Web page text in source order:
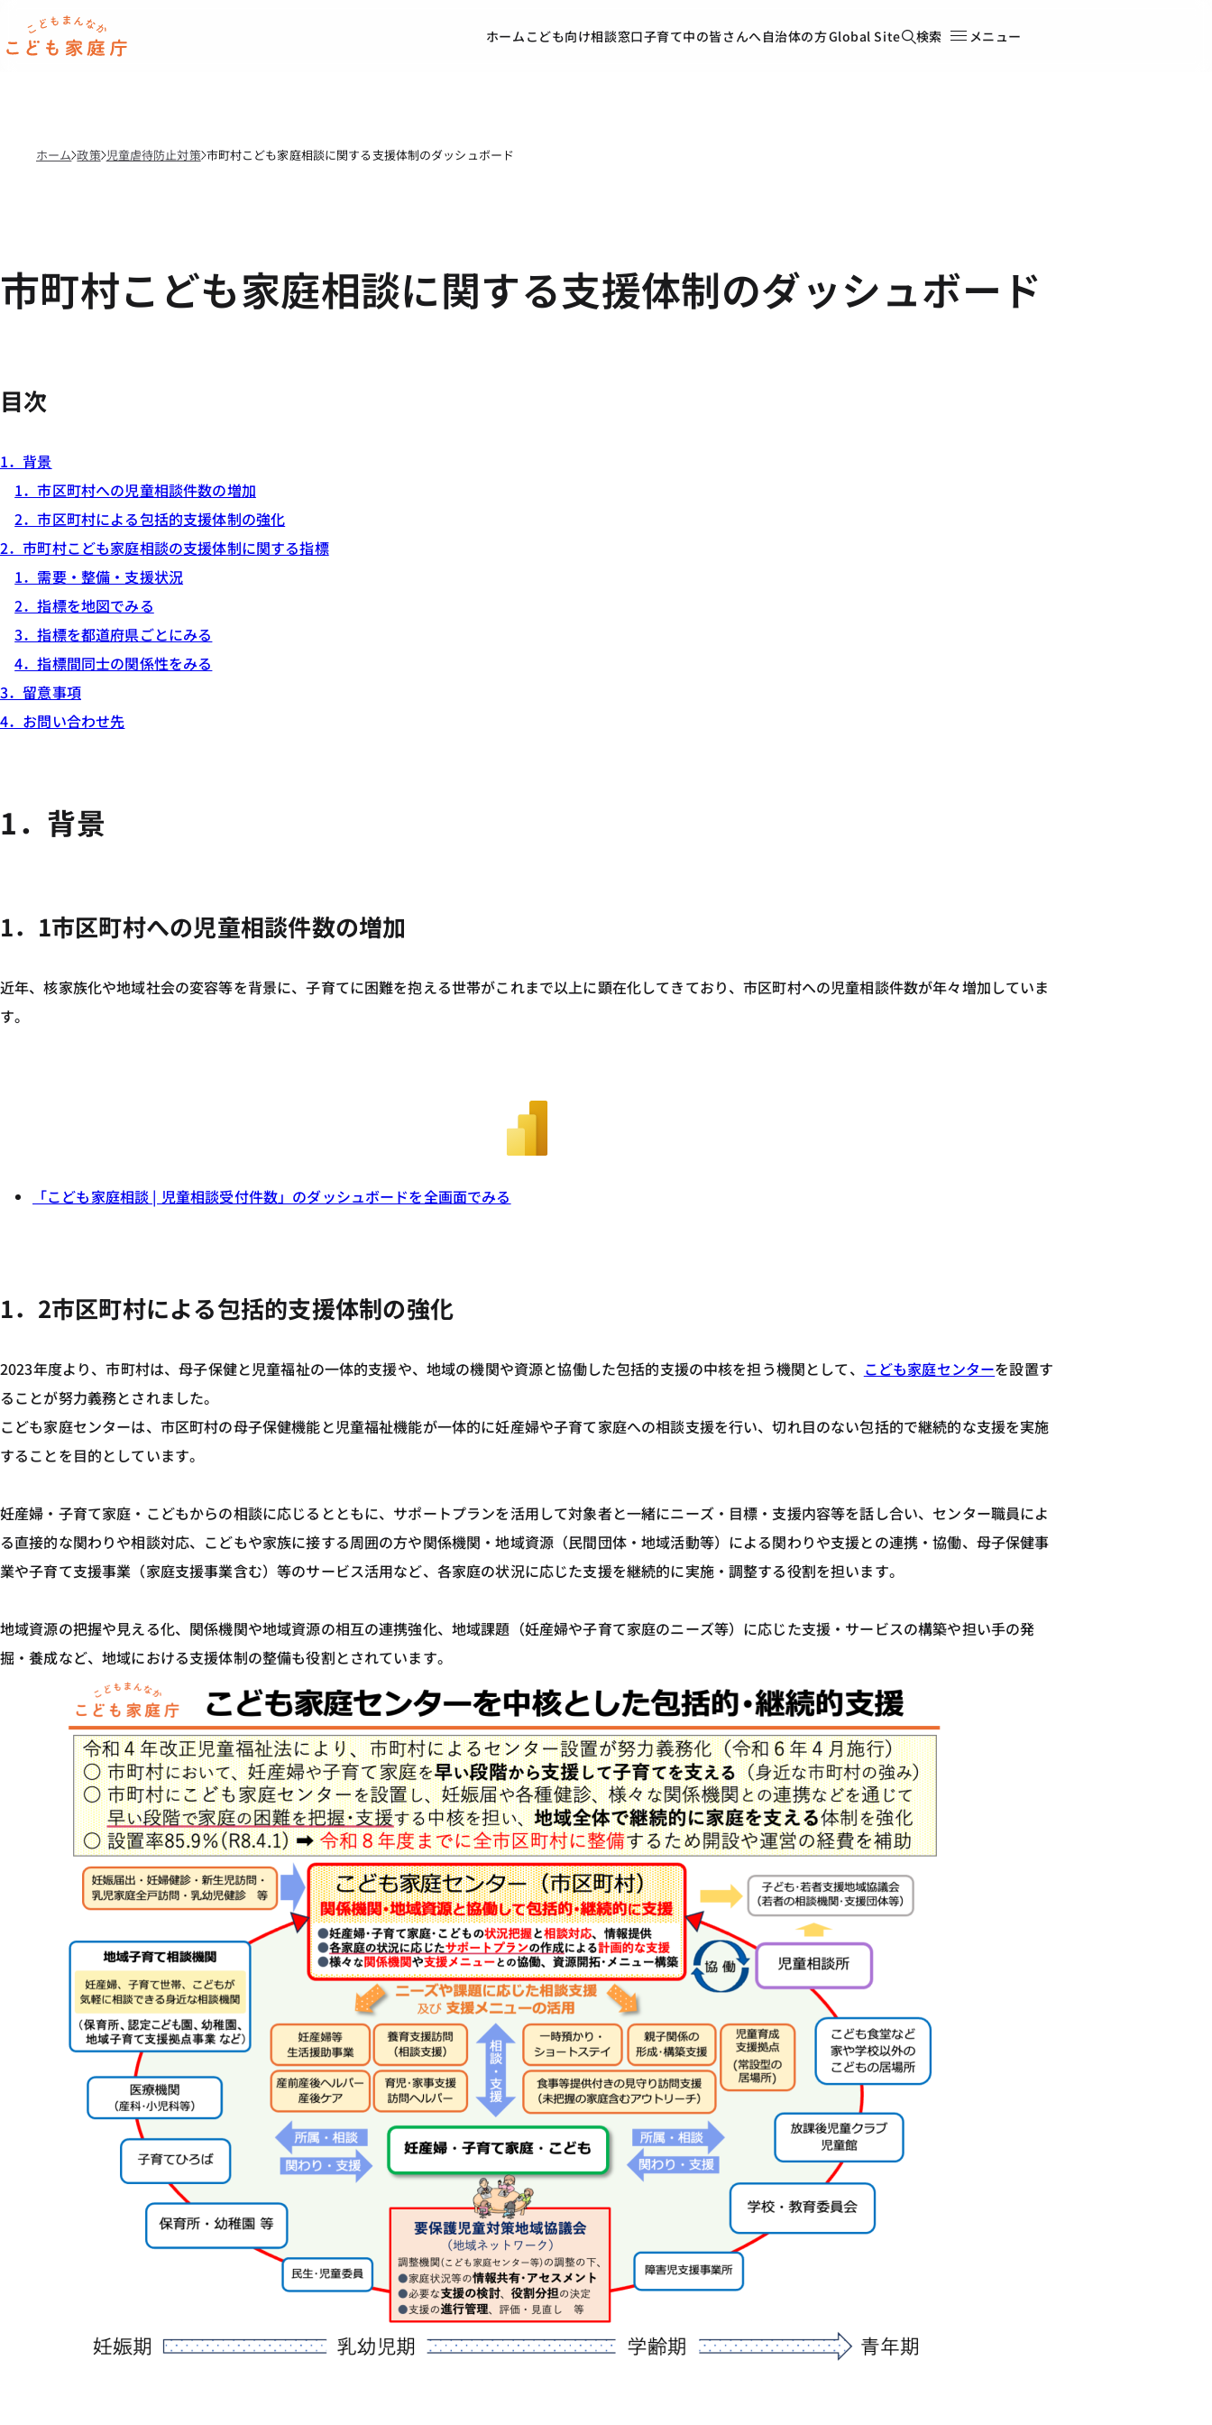
ホーム こども向け相談窓口子育て中の皆さんへ自治体の方Global Site 検索 メニュー
ホーム 政策 児童虐待防止対策 市町村こども家庭相談に関する支援体制のダッシュボード
市町村こども家庭相談に関する支援体制のダッシュボード
目次
1．背景
1．市区町村への児童相談件数の増加
2．市区町村による包括的支援体制の強化
2．市町村こども家庭相談の支援体制に関する指標
1．需要・整備・支援状況
2．指標を地図でみる
3．指標を都道府県ごとにみる
4．指標間同士の関係性をみる
3．留意事項
4．お問い合わせ先
1．背景
1．1市区町村への児童相談件数の増加
近年、核家族化や地域社会の変容等を背景に、子育てに困難を抱える世帯がこれまで以上に顕在化してきており、市区町村への児童相談件数が年々増加していま
す。
「こども家庭相談 | 児童相談受付件数」のダッシュボードを全画面でみる
1．2市区町村による包括的支援体制の強化
2023年度より、市町村は、母子保健と児童福祉の一体的支援や、地域の機関や資源と協働した包括的支援の中核を担う機関として、 こども家庭センターを設置す
ることが努力義務とされました。
こども家庭センターは、市区町村の母子保健機能と児童福祉機能が一体的に妊産婦や子育て家庭への相談支援を行い、切れ目のない包括的で継続的な支援を実施
することを目的としています。
妊産婦・子育て家庭・こどもからの相談に応じるとともに、サポートプランを活用して対象者と一緒にニーズ・目標・支援内容等を話し合い、センター職員によ
る直接的な関わりや相談対応、こどもや家族に接する周囲の方や関係機関・地域資源（民間団体・地域活動等）による関わりや支援との連携・協働、母子保健事
業や子育て支援事業（家庭支援事業含む）等のサービス活用など、各家庭の状況に応じた支援を継続的に実施・調整する役割を担います。
地域資源の把握や見える化、関係機関や地域資源の相互の連携強化、地域課題（妊産婦や子育て家庭のニーズ等）に応じた支援・サービスの構築や担い手の発
掘・養成など、地域における支援体制の整備も役割とされています。